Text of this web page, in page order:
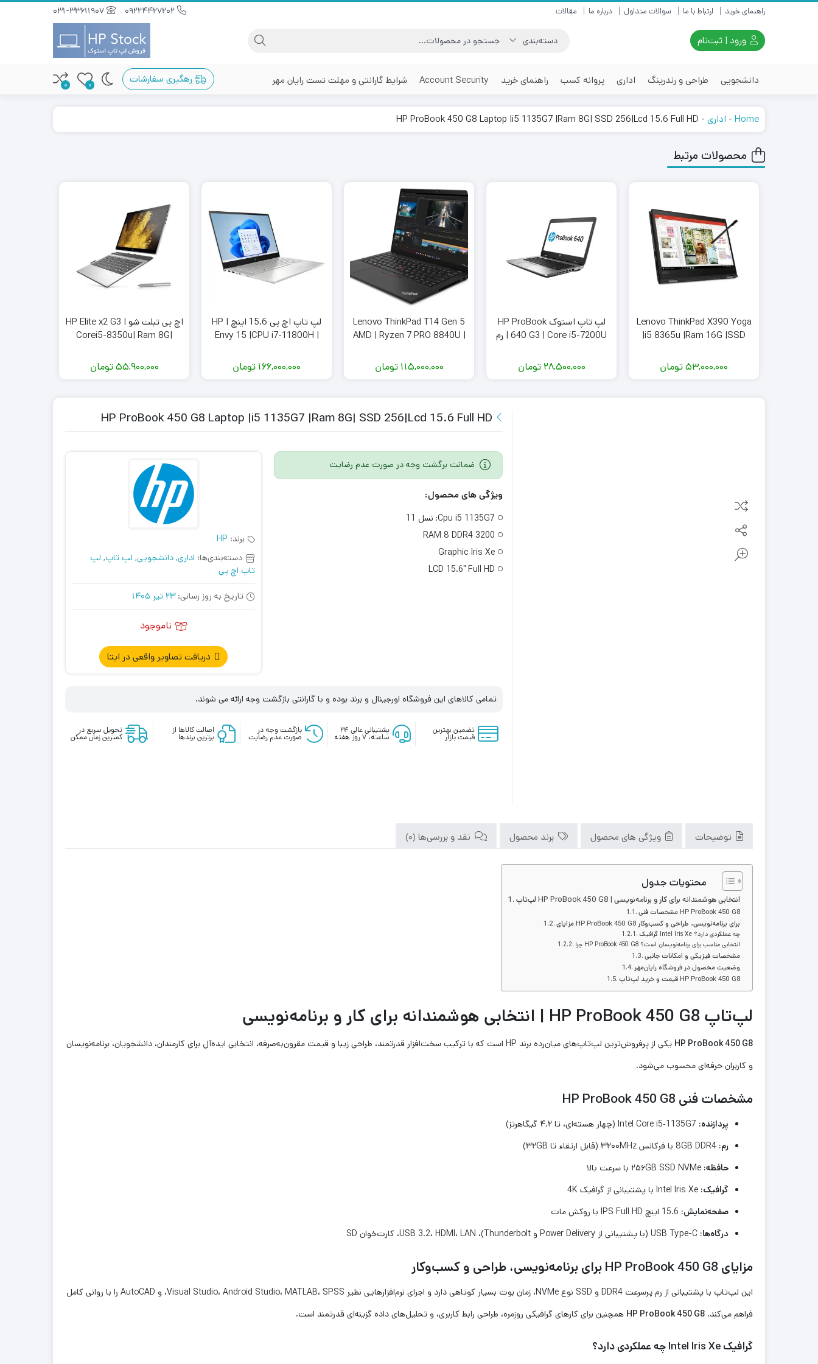
راهنمای خرید ارتباط با ما سوالات متداول درباره ما مقالات
ورود | ثبت‌نام
دانشجویی طراحی و رندرینگ اداری پروانه کسب راهنمای خرید Account Security شرایط گارانتی و مهلت تست رایان مهر رهگیری سفارشات 0
0
Home
- اداری -
HP ProBook 450 G8 Laptop |i5 1135G7 |Ram 8G| SSD 256|Lcd 15.6 Full HD
محصولات مرتبط
Lenovo ThinkPad X390 Yoga
|i5 8365u |Ram 16G |SSD
53,000,000تومان
لپ تاپ استوک HP ProBook
640 G3 | Core i5-7200U | رم
28,500,000 تومان
Lenovo ThinkPad T14 Gen 5
AMD | Ryzen 7 PRO 8840U |
Radeon 780M
115,000,000 تومان
لپ تاپ اچ پی 15.6 اینچ | HP
Envy 15 |CPU i7-11800H |
SSD NVMe 512G
166,000,000 تومان
اچ پی تبلت شو HP Elite x2 G3 |
Corei5-8350u| Ram 8G|
کیبورد
55,900,000تومان
HP ProBook 450 G8 Laptop |i5 1135G7 |Ram 8G| SSD 256|Lcd 15.6 Full HD
ضمانت برگشت وجه در صورت عدم رضایت
ویژگی های محصول:
Cpu i5 1135G7: نسل 11
RAM 8 DDR4 3200
Graphic Iris Xe
LCD 15.6" Full HD
برند: HP
دسته‌بندی‌ها: اداری, دانشجویی, لپ تاپ, لپ
تاپ اچ پی
تاریخ به روز رسانی:23 تیر 1405
ناموجود
دریافت تصاویر واقعی در ایتا
تمامی کالاهای این فروشگاه اورجینال و برند بوده و با گارانتی بازگشت وجه ارائه می شوند.
تضمین بهترین
قیمت بازار
پشتیبانی عالی ۲۴
ساعته، ۷ روز هفته
بازگشت وجه در
صورت عدم رضایت
اصالت کالاها از
برترین برندها
تحویل سریع در
کمترین زمان ممکن
توضیحات ویژگی های محصول برند محصول نقد و بررسی‌ها (0)
محتویات جدول
لپ‌تاپ HP ProBook 450 G8 | انتخابی هوشمندانه برای کار و برنامه‌نویسی
مشخصات فنی HP ProBook 450 G8
مزایای HP ProBook 450 G8 برای برنامه‌نویسی، طراحی و کسب‌وکار
گرافیک Intel Iris Xe چه عملکردی دارد؟
چرا HP ProBook 450 G8 انتخابی مناسب برای برنامه‌نویسان است؟
مشخصات فیزیکی و امکانات جانبی
وضعیت محصول در فروشگاه رایان‌مهر
قیمت و خرید لپ‌تاپ HP ProBook 450 G8
لپ‌تاپ HP ProBook 450 G8 | انتخابی هوشمندانه برای کار و برنامه‌نویسی
HP ProBook 450 G8
یکی از پرفروش‌ترین لپ‌تاپ‌های میان‌رده برند HP است که با ترکیب سخت‌افزار قدرتمند، طراحی زیبا و قیمت مقرون‌به‌صرفه، انتخابی ایده‌آل برای کارمندان، دانشجویان، برنامه‌نویسان
و کاربران حرفه‌ای محسوب می‌شود.
مشخصات فنی HP ProBook 450 G8
پردازنده:
رم:
حافظه:
گرافیک:
صفحه‌نمایش:
درگاه‌ها:
مزایای HP ProBook 450 G8 برای برنامه‌نویسی، طراحی و کسب‌وکار
این لپ‌تاپ با پشتیبانی از رم پرسرعت DDR4 و SSD نوع NVMe، زمان بوت بسیار کوتاهی دارد و اجرای نرم‌افزارهایی نظیر Visual Studio، Android Studio، MATLAB، SPSS، و AutoCAD را با روانی کامل
فراهم می‌کند. HP ProBook 450 G8 همچنین برای کارهای گرافیکی روزمره، طراحی رابط کاربری، و تحلیل‌های داده گزینه‌ای قدرتمند است.
گرافیک Intel Iris Xe چه عملکردی دارد؟